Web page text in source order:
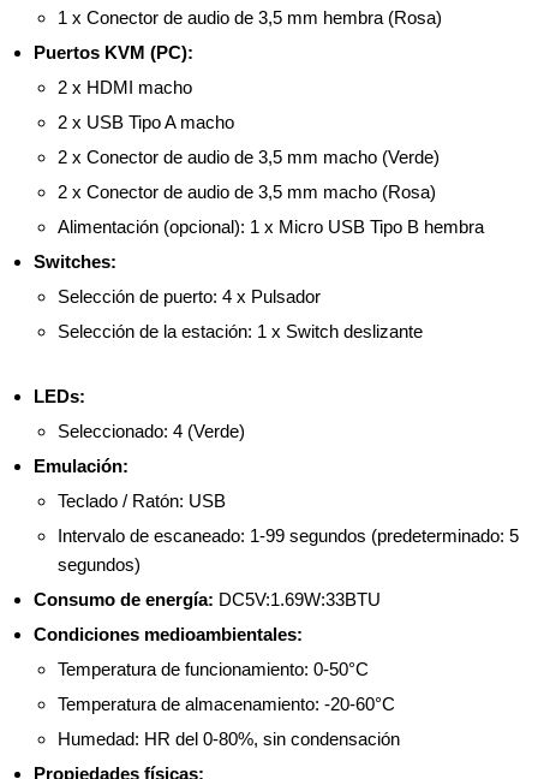
1 x Conector de audio de 3,5 mm hembra (Rosa)
Puertos KVM (PC):
2 x HDMI macho
2 x USB Tipo A macho
2 x Conector de audio de 3,5 mm macho (Verde)
2 x Conector de audio de 3,5 mm macho (Rosa)
Alimentación (opcional): 1 x Micro USB Tipo B hembra
Switches:
Selección de puerto: 4 x Pulsador
Selección de la estación: 1 x Switch deslizante
LEDs:
Seleccionado: 4 (Verde)
Emulación:
Teclado / Ratón: USB
Intervalo de escaneado: 1-99 segundos (predeterminado: 5
segundos)
Consumo de energía: DC5V:1.69W:33BTU
Condiciones medioambientales:
Temperatura de funcionamiento: 0-50°C
Temperatura de almacenamiento: -20-60°C
Humedad: HR del 0-80%, sin condensación
Propiedades físicas: